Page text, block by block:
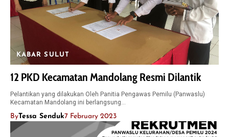
KABAR SULUT
12 PKD Kecamatan Mandolang Resmi Dilantik
Pelantikan yang dilakukan Oleh Panitia Pengawas Pemilu (Panwaslu)
Kecamatan Mandolang ini berlangsung…
ByTessa Senduk7 February 2023